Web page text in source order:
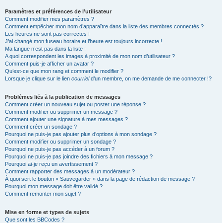
Paramètres et préférences de l’utilisateur
Comment modifier mes paramètres ?
Comment empêcher mon nom d’apparaître dans la liste des membres connectés ?
Les heures ne sont pas correctes !
J’ai changé mon fuseau horaire et l’heure est toujours incorrecte !
Ma langue n’est pas dans la liste !
A quoi correspondent les images à proximité de mon nom d’utilisateur ?
Comment puis-je afficher un avatar ?
Qu’est-ce que mon rang et comment le modifier ?
Lorsque je clique sur le lien courrield’un membre, on me demande de me connecter !?
Problèmes liés à la publication de messages
Comment créer un nouveau sujet ou poster une réponse ?
Comment modifier ou supprimer un message ?
Comment ajouter une signature à mes messages ?
Comment créer un sondage ?
Pourquoi ne puis-je pas ajouter plus d’options à mon sondage ?
Comment modifier ou supprimer un sondage ?
Pourquoi ne puis-je pas accéder à un forum ?
Pourquoi ne puis-je pas joindre des fichiers à mon message ?
Pourquoi ai-je reçu un avertissement ?
Comment rapporter des messages à un modérateur ?
À quoi sert le bouton « Sauvegarder » dans la page de rédaction de message ?
Pourquoi mon message doit être validé ?
Comment remonter mon sujet ?
Mise en forme et types de sujets
Que sont les BBCodes ?